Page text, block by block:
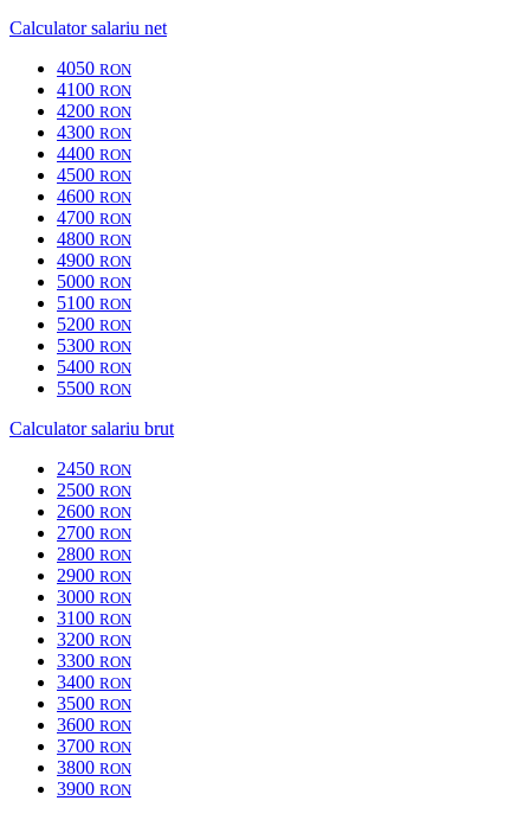
Calculator salariu net
4050 RON
4100 RON
4200 RON
4300 RON
4400 RON
4500 RON
4600 RON
4700 RON
4800 RON
4900 RON
5000 RON
5100 RON
5200 RON
5300 RON
5400 RON
5500 RON
Calculator salariu brut
2450 RON
2500 RON
2600 RON
2700 RON
2800 RON
2900 RON
3000 RON
3100 RON
3200 RON
3300 RON
3400 RON
3500 RON
3600 RON
3700 RON
3800 RON
3900 RON